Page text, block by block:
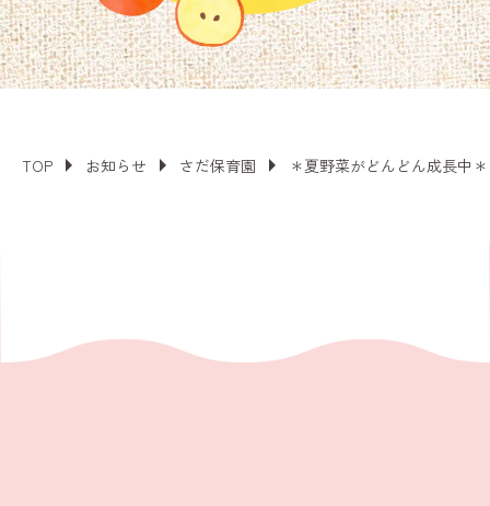
TOP お知らせ さだ保育園 ＊夏野菜がどんどん成長中＊